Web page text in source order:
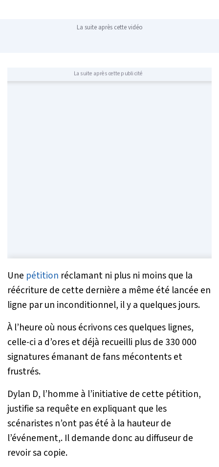
La suite après cette vidéo
La suite après cette publicité
Une pétition réclamant ni plus ni moins que la
réécriture de cette dernière a même été lancée en
ligne par un inconditionnel, il y a quelques jours.
À l’heure où nous écrivons ces quelques lignes,
celle-ci a d’ores et déjà recueilli plus de 330 000
signatures émanant de fans mécontents et
frustrés.
Dylan D, l’homme à l’initiative de cette pétition,
justifie sa requête en expliquant que les
scénaristes n’ont pas été à la hauteur de
l’événement,. Il demande donc au diffuseur de
revoir sa copie.